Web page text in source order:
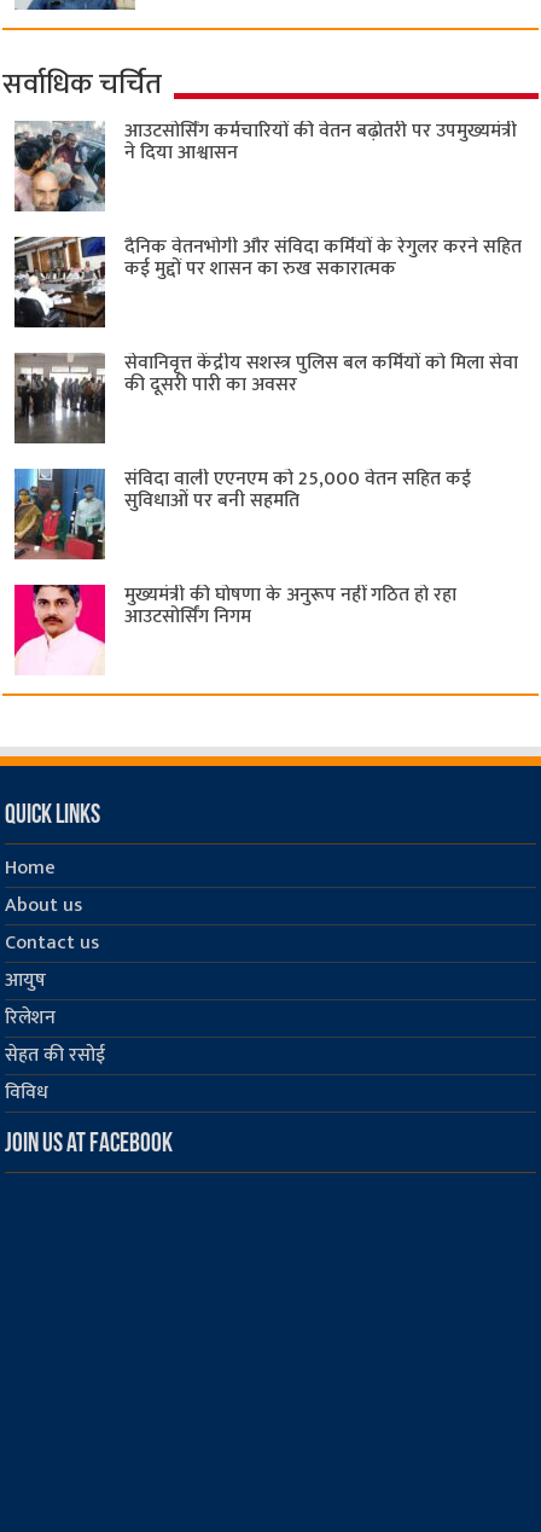
सर्वाधिक चर्चित
आउटसोर्सिंग कर्मचारियों की वेतन बढ़ोतरी पर उपमुख्यमंत्री
ने दिया आश्वासन
दैनिक वेतनभोगी और संविदा कर्मियों के रेगुलर करने सहित
कई मुद्दों पर शासन का रुख सकारात्मक
सेवानिवृत्त केंद्रीय सशस्त्र पुलिस बल ​कर्मियों को मिला सेवा
की दूसरी पारी का अवसर
संविदा वाली एएनएम को 25,000 वेतन सहित कई
सुविधाओं पर बनी सहमति
मुख्यमंत्री की घोषणा के अनुरूप नहीं गठित हो रहा
आउटसोर्सिंग निगम
Quick Links
Home
About us
Contact us
आयुष
रिलेशन
सेहत की रसोई
विविध
Join us at Facebook